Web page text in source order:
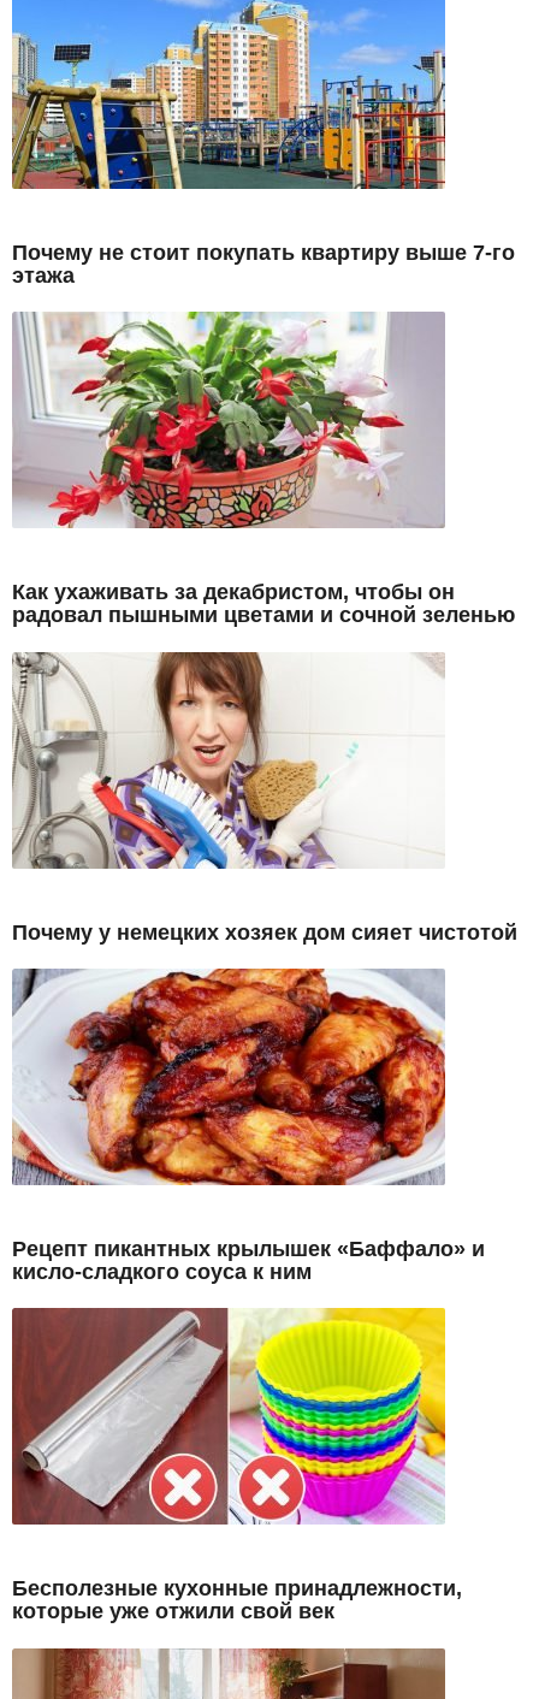
Почему не стоит покупать квартиру выше 7-го
этажа
Как ухаживать за декабристом, чтобы он
радовал пышными цветами и сочной зеленью
Почему у немецких хозяек дом сияет чистотой
Рецепт пикантных крылышек «Баффало» и
кисло-сладкого соуса к ним
Бесполезные кухонные принадлежности,
которые уже отжили свой век